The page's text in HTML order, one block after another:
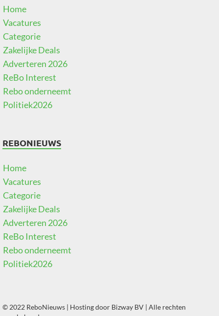
Home
Vacatures
Categorie
Zakelijke Deals
Adverteren 2026
ReBo Interest
Rebo onderneemt
Politiek2026
REBONIEUWS
Home
Vacatures
Categorie
Zakelijke Deals
Adverteren 2026
ReBo Interest
Rebo onderneemt
Politiek2026
© 2022 ReboNieuws | Hosting door Bizway BV | Alle rechten